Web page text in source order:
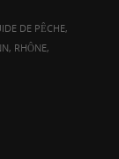
DE PÊCHE,
, RHÔNE,